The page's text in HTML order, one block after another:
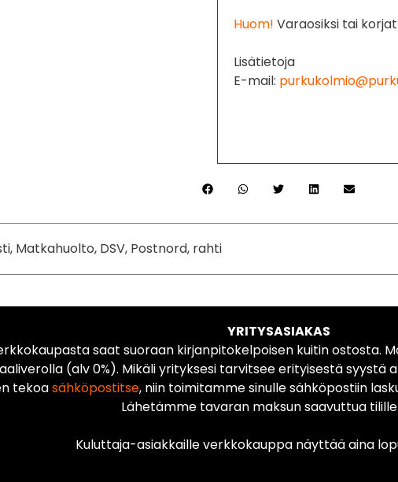
Huom! Varaosiksi tai
Lisätietoja
E-mail:
Matkahuolto, DSV, Postnord, rahti
YRITYSASIAKAS
saat suoraan kirjanpitokelpoisen kuitin ostosta.
(alv 0%). Mikäli yrityksesi tarvitsee erityisestä syystä
tekoasähköpostitse, niin toimitamme sinulle sähköpostiin
Lähetämme tavaran maksun saavuttua
Kuluttaja-asiakkaille verkkokauppa näyttää aina